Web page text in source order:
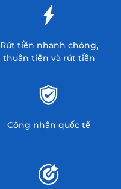
Rút tiền nhanh chóng,
thuận tiện và rút tiền
Công nhận quốc tế